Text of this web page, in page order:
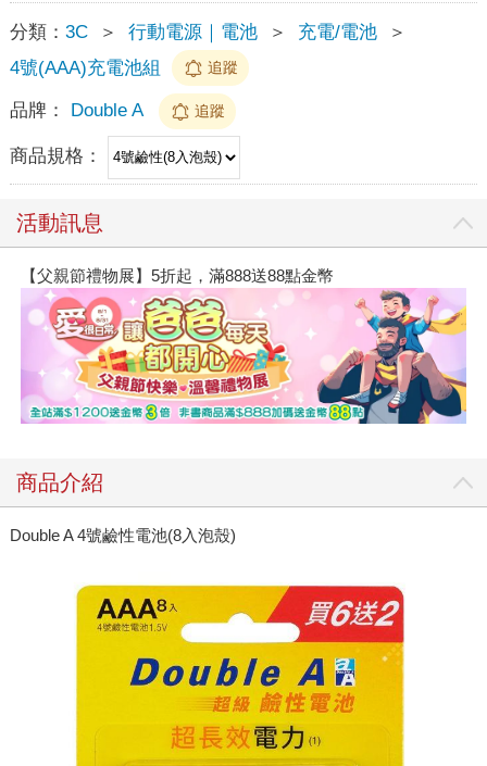
分類： 3C ＞ 行動電源｜電池 ＞ 充電/電池
＞
4號(AAA)充電池組
追蹤
品牌： Double A 追蹤
商品規格：
活動訊息
【父親節禮物展】5折起，滿888送88點金幣
商品介紹
Double A 4號鹼性電池(8入泡殼)